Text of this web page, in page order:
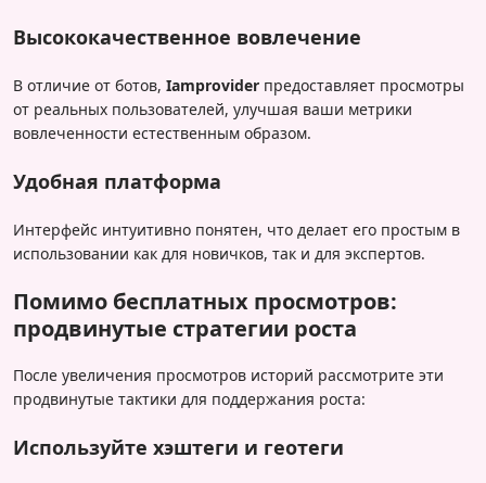
Высококачественное вовлечение
В отличие от ботов, Iamprovider предоставляет просмотры
от реальных пользователей, улучшая ваши метрики
вовлеченности естественным образом.
Удобная платформа
Интерфейс интуитивно понятен, что делает его простым в
использовании как для новичков, так и для экспертов.
Помимо бесплатных просмотров:
продвинутые стратегии роста
После увеличения просмотров историй рассмотрите эти
продвинутые тактики для поддержания роста:
Используйте хэштеги и геотеги